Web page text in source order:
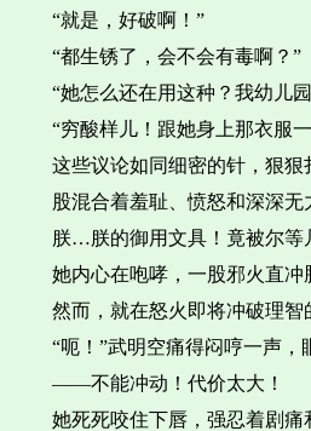
“就是，好破啊！”
“都生锈了，会不会有毒啊？”
“她怎么还在用这种？我幼儿
“穷酸样儿！跟她身上那衣服
这些议论如同细密的针，狠
股混合着羞耻、愤怒和深深无
朕…朕的御用文具！竟被尔等
她内心在咆哮，一股邪火直冲
然而，就在怒火即将冲破理智
“呃！”武明空痛得闷哼一声
——不能冲动！代价太大！
她死死咬住下唇，强忍着剧